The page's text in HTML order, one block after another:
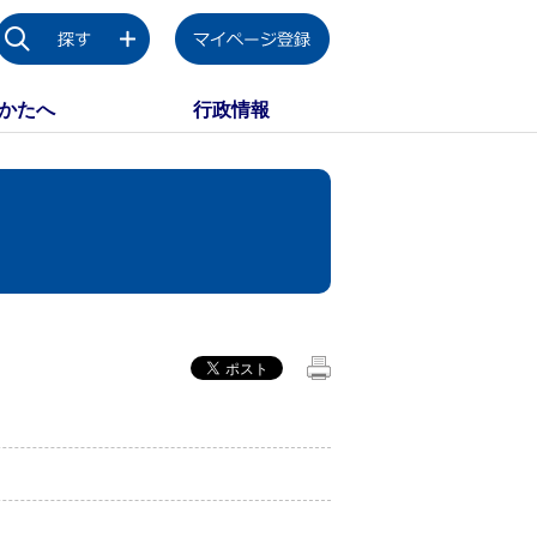
たへ 行政情報